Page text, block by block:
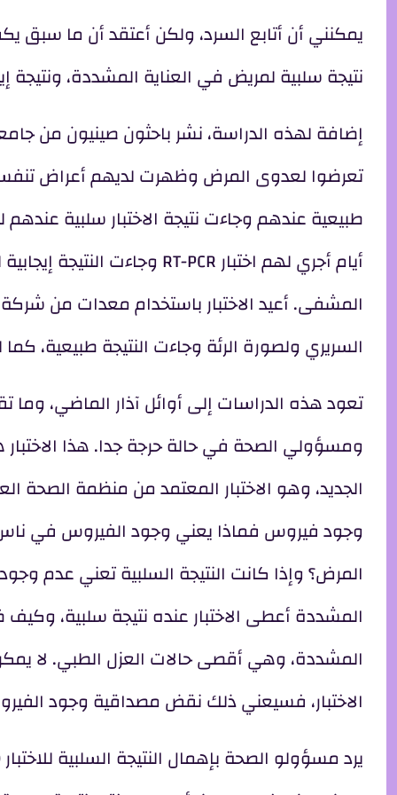
يمكنني أن أتابع السرد، ولكن أعتقد أن ما سبق
نتيجة سلبية لمريض في العناية المشددة،
إضافة لهذه الدراسة، نشر باحثون صينيون من
تعرضوا لعدوى المرض وظهرت لديهم أعراض
المشفى. أعيد الاختبار باستخدام معدات من
السريري ولصورة الرئة وجاءت النتيجة طبيعية،
تعود هذه الدراسات إلى أوائل آذار الماضي، وما
ومسؤولي الصحة في حالة حرجة جدا. هذا
الجديد، وهو الاختبار المعتمد من منظمة الصحة
وجود فيروس فماذا يعني وجود الفيروس في
المرض؟ وإذا كانت النتيجة السلبية تعني عدم
المشددة أعطى الاختبار عنده نتيجة سلبية،
المشددة، وهي أقصى حالات العزل الطبي. لا يمكن
الاختبار، فسيعني ذلك نقض مصداقية وجود
يرد مسؤولو الصحة بإهمال النتيجة السلبية